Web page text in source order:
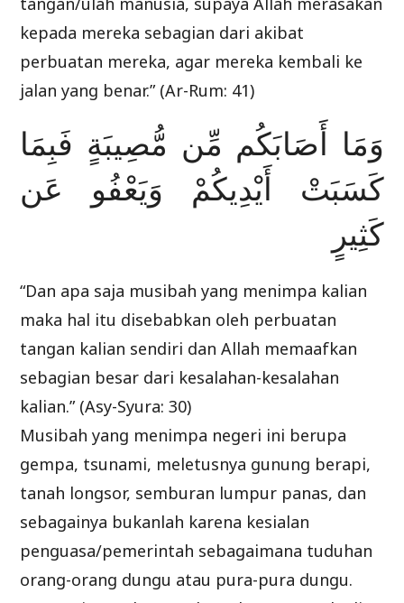
kepada mereka sebagian dari akibat
perbuatan mereka, agar mereka kembali ke
jalan yang benar.” (Ar-Rum: 41)
وَمَا أَصَابَكُم مِّن مُّصِيبَةٍ فَبِمَا
كَسَبَتْ أَيْدِيكُمْ وَيَعْفُو عَن
كَثِيرٍ
“Dan apa saja musibah yang menimpa kalian
maka hal itu disebabkan oleh perbuatan
tangan kalian sendiri dan Allah memaafkan
sebagian besar dari kesalahan-kesalahan
kalian.” (Asy-Syura: 30)
Musibah yang menimpa negeri ini berupa
gempa, tsunami, meletusnya gunung berapi,
tanah longsor, semburan lumpur panas, dan
sebagainya bukanlah karena kesialan
penguasa/pemerintah sebagaimana tuduhan
orang-orang dungu atau pura-pura dungu.